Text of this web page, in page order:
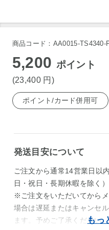
商品コード：AA0015-TS4340-
5,200 ポイント
(23,400 円 )
ポイント/カード併用可
発送目安について
ご注文から通常14営業日以
日・祝日・長期休暇を除く）
※ご注文をいただいてから
場合は遅延またはキャンセ
ます。予めご了承ください。